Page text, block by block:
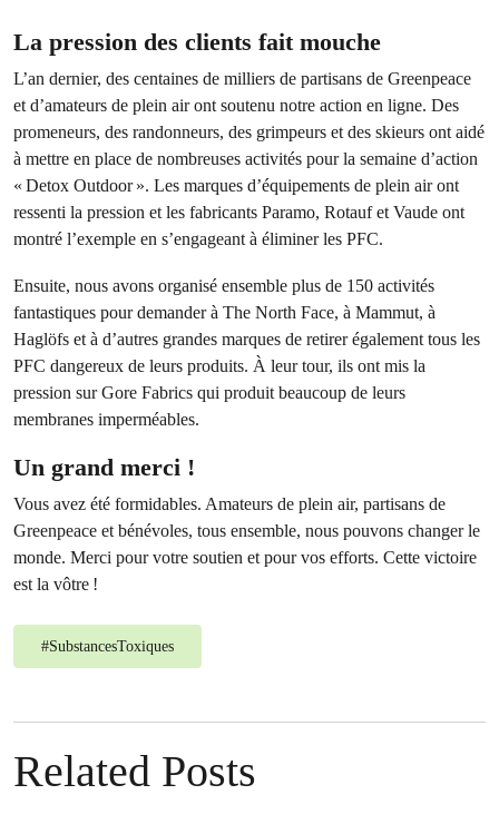
La pression des clients fait mouche
L’an dernier, des centaines de milliers de partisans de Greenpeace
et d’amateurs de plein air ont soutenu notre action en ligne. Des
promeneurs, des randonneurs, des grimpeurs et des skieurs ont aidé
à mettre en place de nombreuses activités pour la semaine d’action
« Detox Outdoor ». Les marques d’équipements de plein air ont
ressenti la pression et les fabricants Paramo, Rotauf et Vaude ont
montré l’exemple en s’engageant à éliminer les PFC.
Ensuite, nous avons organisé ensemble plus de 150 activités
fantastiques pour demander à The North Face, à Mammut, à
Haglöfs et à d’autres grandes marques de retirer également tous les
PFC dangereux de leurs produits. À leur tour, ils ont mis la
pression sur Gore Fabrics qui produit beaucoup de leurs
membranes imperméables.
Un grand merci !
Vous avez été formidables. Amateurs de plein air, partisans de
Greenpeace et bénévoles, tous ensemble, nous pouvons changer le
monde. Merci pour votre soutien et pour vos efforts. Cette victoire
est la vôtre !
#SubstancesToxiques
Related Posts